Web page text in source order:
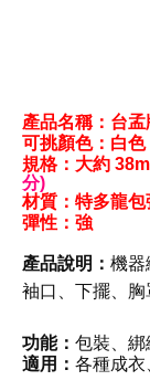
產品名稱：台孟
可挑顏色：白色
規格： 大約 38
分)
材質 ： 特多龍包
彈性 ：強
產品說明： 機器
袖口、下擺、胸
功能： 包裝 綁
適用： 各種成衣